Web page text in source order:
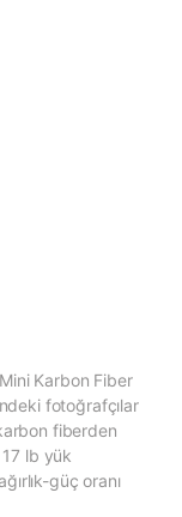
Karbon Fiber
fotoğrafçılar
fiberden
17 lb yük
güç oranı